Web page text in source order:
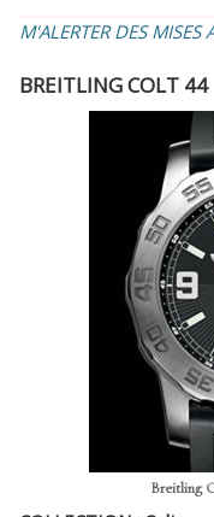
M'ALERTER DES MISES
BREITLING COLT 44
Breitling